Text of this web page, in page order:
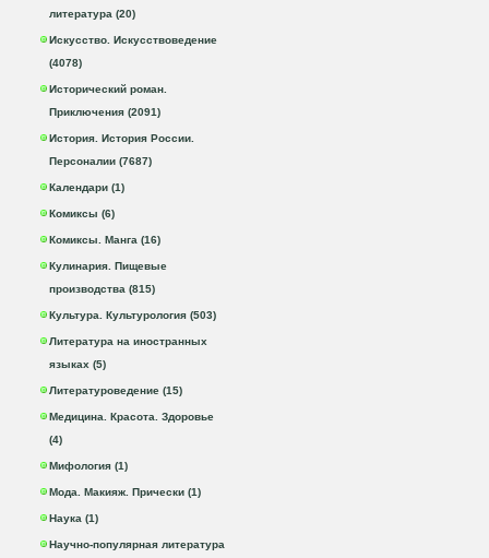
литература (20)
Искусство. Искусствоведение
(4078)
Исторический роман.
Приключения (2091)
История. История России.
Персоналии (7687)
Календари (1)
Комиксы (6)
Комиксы. Манга (16)
Кулинария. Пищевые
производства (815)
Культура. Культурология (503)
Литература на иностранных
языках (5)
Литературоведение (15)
Медицина. Красота. Здоровье
(4)
Мифология (1)
Мода. Макияж. Прически (1)
Наука (1)
Научно-популярная литература